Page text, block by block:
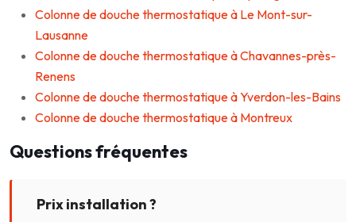
Colonne de douche thermostatique à Le Mont-sur-
Lausanne
Colonne de douche thermostatique à Chavannes-près-
Renens
Colonne de douche thermostatique à Yverdon-les-Bains
Colonne de douche thermostatique à Montreux
Questions fréquentes
Prix installation ?